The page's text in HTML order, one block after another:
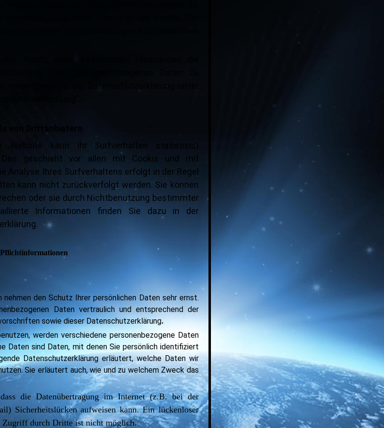
entnehmen Sie der Datenschutzerklärung unter
von Drittanbietern
Website kann Ihr Surfverhalten statistisch
Das geschieht vor allen mit Cookis und mit
Analyse Ihres Surfverhaltens erfolgt in der Regel
kann nicht zurückverfolgt werden. Sie können
oder sie durch Nichtbenutzung bestimmter
Informationen finden Sie dazu in der
den Schutz Ihrer persönlichen Daten sehr ernst.
Daten vertraulich und entsprechend der
sowie dieser Datenschutzerklärung.
werden verschiedene personenbezogene Daten
Daten sind Daten, mit denen Sie persönlich identifiziert
Datenschutzerklärung erläutert, welche Daten wir
Sie erläutert auch, wie und zu welchem Zweck das
die Datenübertragung im Internet (z.B. bei der
Sicherheitslücken aufweisen kann. Ein lückenloser
Zugriff durch Dritte ist nicht möglich.